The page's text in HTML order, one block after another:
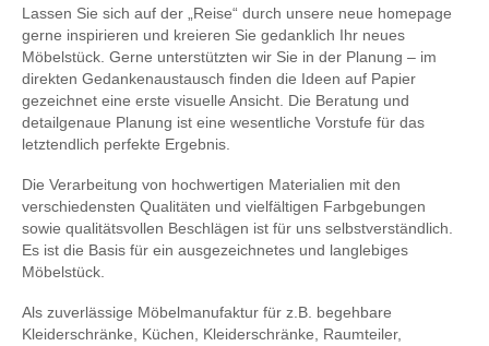
Lassen Sie sich auf der „Reise“ durch unsere neue homepage
gerne inspirieren und kreieren Sie gedanklich Ihr neues
Möbelstück. Gerne unterstützten wir Sie in der Planung – im
direkten Gedankenaustausch finden die Ideen auf Papier
gezeichnet eine erste visuelle Ansicht. Die Beratung und
detailgenaue Planung ist eine wesentliche Vorstufe für das
letztendlich perfekte Ergebnis.
Die Verarbeitung von hochwertigen Materialien mit den
verschiedensten Qualitäten und vielfältigen Farbgebungen
sowie qualitätsvollen Beschlägen ist für uns selbstverständlich.
Es ist die Basis für ein ausgezeichnetes und langlebiges
Möbelstück.
Als zuverlässige Möbelmanufaktur für z.B. begehbare
Kleiderschränke, Küchen, Kleiderschränke, Raumteiler,